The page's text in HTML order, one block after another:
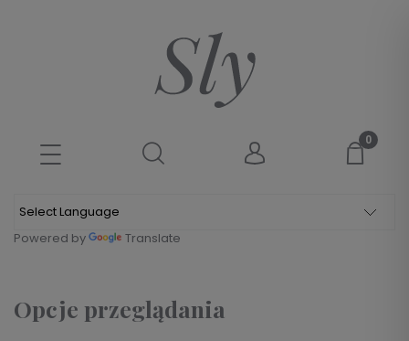
Powered by Translate
Opcje przeglądania